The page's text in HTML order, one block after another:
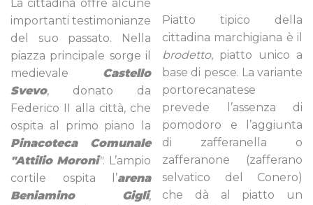
La cittadina offre alcune
importanti testimonianze
del suo passato. Nella
piazza principale sorge il
medievale Castello
Svevo, donato da
Federico II alla città, che
ospita al primo piano la
Pinacoteca Comunale
"Attilio Moroni". L’ampio
cortile ospita l’arena
Beniamino Gigli,
Piatto tipico della
cittadina marchigiana è il
brodetto, piatto unico a
base di pesce. La variante
portorecanatese
prevede l’assenza di
pomodoro e l’aggiunta
di zafferanella o
zafferanone (zafferano
selvatico del Conero)
che dà al piatto un